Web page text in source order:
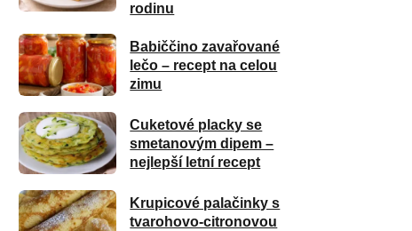
rodinu
Babiččino zavařované
lečo – recept na celou
zimu
Cuketové placky se
smetanovým dipem –
nejlepší letní recept
Krupicové palačinky s
tvarohovo-citronovou